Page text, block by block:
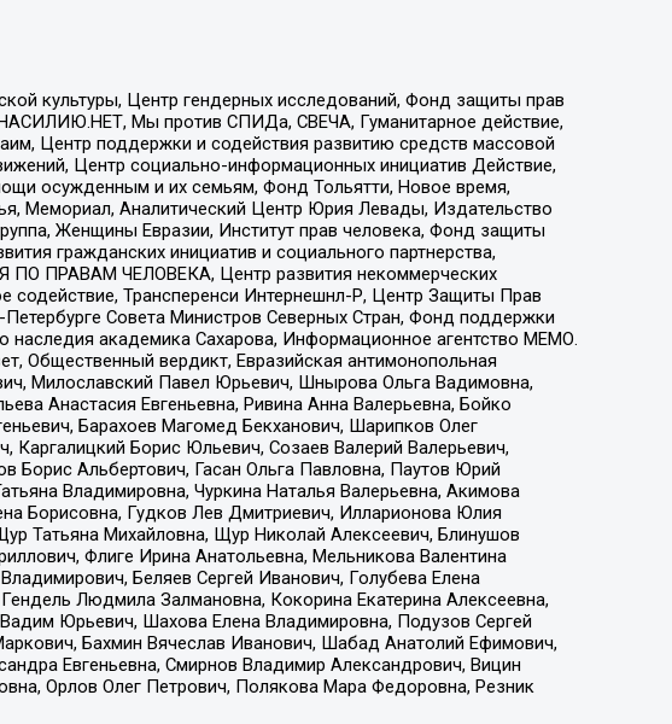
культуры, Центр гендерных исследований, Фонд защиты прав
НАСИЛИЮ.НЕТ, Мы против СПИДа, СВЕЧА, Гуманитарное действие,
Центр поддержки и содействия развитию средств массовой
Центр социально-информационных инициатив Действие,
осужденным и их семьям, Фонд Тольятти, Новое время,
Мемориал, Аналитический Центр Юрия Левады, Издательство
Женщины Евразии, Институт прав человека, Фонд защиты
гражданских инициатив и социального партнерства,
ПО ПРАВАМ ЧЕЛОВЕКА, Центр развития некоммерческих
содействие, Трансперенси Интернешнл-Р, Центр Защиты Прав
Совета Министров Северных Стран, Фонд поддержки
академика Сахарова, Информационное агентство МЕМО.
Общественный вердикт, Евразийская антимонопольная
Милославский Павел Юрьевич, Шнырова Ольга Вадимовна,
Анастасия Евгеньевна, Ривина Анна Валерьевна, Бойко
Барахоев Магомед Бекханович, Шарипков Олег
Борис Юльевич, Созаев Валерий Валерьевич,
Борис Альбертович, Гасан Ольга Павловна, Паутов Юрий
Владимировна, Чуркина Наталья Валерьевна, Акимова
Борисовна, Гудков Лев Дмитриевич, Илларионова Юлия
Татьяна Михайловна, Щур Николай Алексеевич, Блинушов
Флиге Ирина Анатольевна, Мельникова Валентина
Беляев Сергей Иванович, Голубева Елена
Людмила Залмановна, Кокорина Екатерина Алексеевна,
Юрьевич, Шахова Елена Владимировна, Подузов Сергей
Бахмин Вячеслав Иванович, Шабад Анатолий Ефимович,
Евгеньевна, Смирнов Владимир Александрович, Вицин
Орлов Олег Петрович, Полякова Мара Федоровна, Резник